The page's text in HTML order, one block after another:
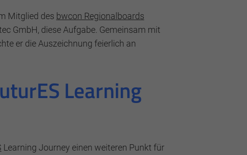
Mitglied des bwcon Regionalboards
GmbH, diese Aufgabe. Gemeinsam mit
er die Auszeichnung feierlich an
Learning
Learning Journey einen weiteren Punkt für